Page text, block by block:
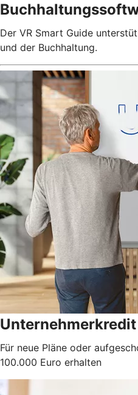
Der VR Smart Guide
und der Buchhaltung.
Unternehmerkredit
Für neue Pläne oder
100.000 Euro erhalten